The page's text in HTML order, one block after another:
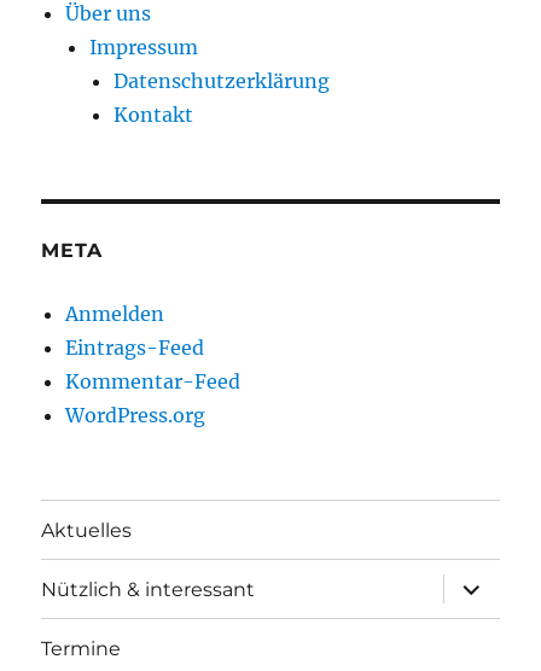
Über uns
Impressum
Datenschutzerklärung
Kontakt
META
Anmelden
Eintrags-Feed
Kommentar-Feed
WordPress.org
Aktuelles
Nützlich & interessant
anzeigen
Termine